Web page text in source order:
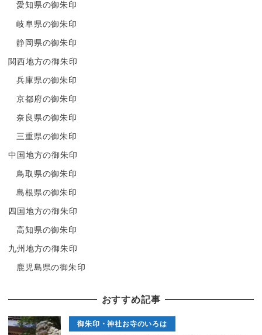
愛知県の御朱印
岐阜県の御朱印
静岡県の御朱印
関西地方の御朱印
兵庫県の御朱印
京都府の御朱印
奈良県の御朱印
三重県の御朱印
中国地方の御朱印
鳥取県の御朱印
島根県の御朱印
四国地方の御朱印
高知県の御朱印
九州地方の御朱印
鹿児島県の御朱印
おすすめ記事
御朱印・神社お寺のいろは